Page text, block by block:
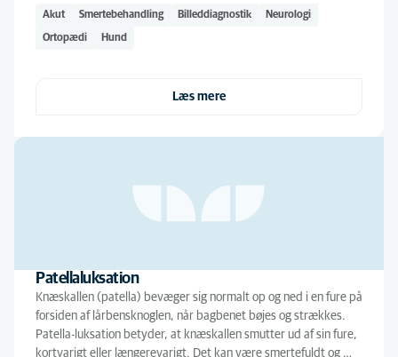
Akut Smertebehandling Billeddiagnostik Neurologi
Ortopædi Hund
Læs mere
Patellaluksation
Knæskallen (patella) bevæger sig normalt op og ned i en fure på
forsiden af lårbensknoglen, når bagbenet bøjes og strækkes.
Patella-luksation betyder, at knæskallen smutter ud af sin fure,
kortvarigt eller længerevarigt. Det kan være smertefuldt og …